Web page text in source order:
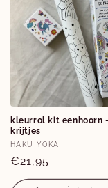
kleurrol kit eenhoorn
krijtjes
Verkoper:
HAKU YOKA
Normale
prijs
€21,95